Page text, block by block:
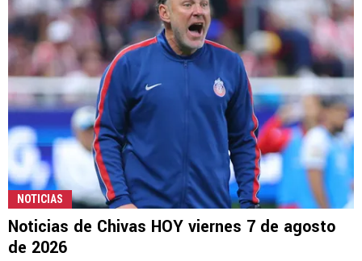
NOTICIAS
Noticias de Chivas HOY viernes 7 de agosto
de 2026